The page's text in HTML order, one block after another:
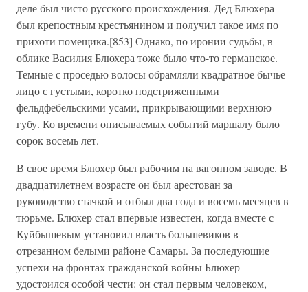
деле был чисто русского происхождения. Дед Блюхера
был крепостным крестьянином и получил такое имя по
прихоти помещика.[853] Однако, по иронии судьбы, в
облике Василия Блюхера тоже было что-то германское.
Темные с проседью волосы обрамляли квадратное бычье
лицо с густыми, коротко подстриженными
фельдфебельскими усами, прикрывающими верхнюю
губу. Ко времени описываемых событий маршалу было
сорок восемь лет.
В свое время Блюхер был рабочим на вагонном заводе. В
двадцатилетнем возрасте он был арестован за
руководство стачкой и отбыл два года и восемь месяцев в
тюрьме. Блюхер стал впервые известен, когда вместе с
Куйбышевым установил власть большевиков в
отрезанном белыми районе Самары. За последующие
успехи на фронтах гражданской войны Блюхер
удостоился особой чести: он стал первым человеком,